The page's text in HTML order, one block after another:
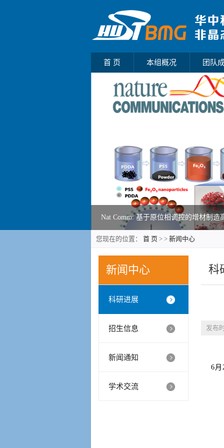
首 页 本组概况 团队
Nat Comm: 基于原位相调控的增材制造
您现在的位置： 首 页 > > 新闻中心
科
发布
6月
新闻中心
科研进展
招生信息
新闻通知
学术交流